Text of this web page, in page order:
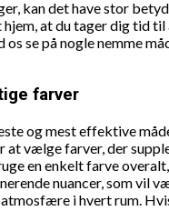
kan det have stor
hjem, at du tager dig tid
os se på nogle nemme
farver
og mest effektive
at vælge farver, der
en enkelt farve
nuancer, som vil
i hvert rum.